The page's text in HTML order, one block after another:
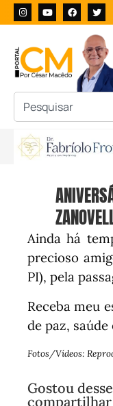
Ainda há
precioso
PI), pela
Receba meu
de paz, saúde
Fotos/Vídeos:
Gostou
compartilhar